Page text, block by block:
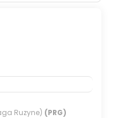
Ruzyne) (PRG)